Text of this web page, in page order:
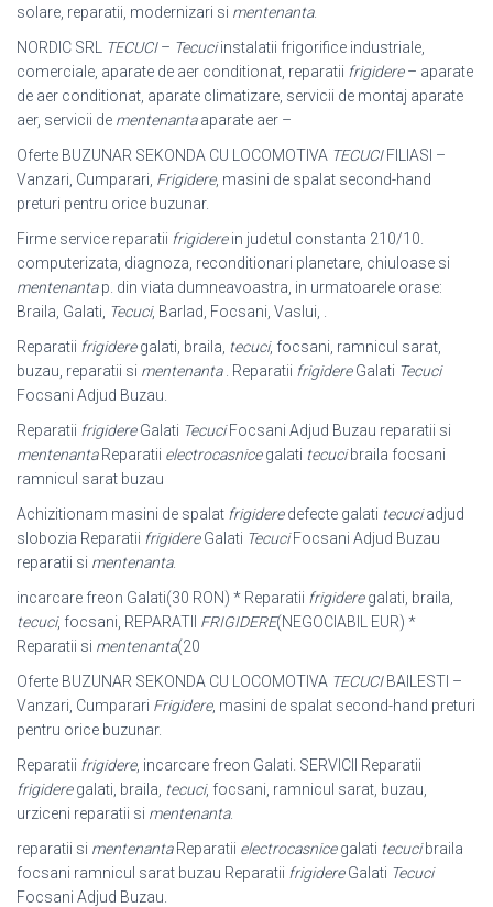
solare, reparatii, modernizari si mentenanta.
NORDIC SRL
TECUCI– Tecuciinstalatii frigorifice industriale,
comerciale, aparate de aer conditionat, reparatii frigidere– aparate
de aer conditionat, aparate climatizare, servicii de montaj aparate
aer, servicii de mentenantaaparate aer –
Oferte BUZUNAR SEKONDA CU LOCOMOTIVA TECUCIFILIASI –
Vanzari, Cumparari, Frigidere, masini de spalat second-hand
preturi pentru orice buzunar.
Firme service reparatii frigiderein judetul constanta 210/10.
computerizata, diagnoza, reconditionari planetare, chiuloase si
mentenantap. din viata dumneavoastra, in urmatoarele orase:
Braila, Galati, Tecuci, Barlad, Focsani, Vaslui, .
Reparatii frigideregalati, braila, tecuci, focsani, ramnicul sarat,
buzau, reparatii si mentenanta. Reparatii frigidereGalati Tecuci
Focsani Adjud Buzau.
Reparatii frigidereGalati TecuciFocsani Adjud Buzau reparatii si
mentenantaReparatii electrocasnicegalati tecucibraila focsani
ramnicul sarat buzau
Achizitionam masini de spalat frigideredefecte galati tecuciadjud
slobozia Reparatii frigidereGalati TecuciFocsani Adjud Buzau
reparatii si mentenanta.
incarcare freon Galati(30 RON) * Reparatii frigideregalati, braila,
tecuci, focsani, REPARATII FRIGIDERE(NEGOCIABIL EUR) *
Reparatii si mentenanta(20
Oferte BUZUNAR SEKONDA CU LOCOMOTIVA TECUCIBAILESTI –
Vanzari, Cumparari Frigidere, masini de spalat second-hand preturi
pentru orice buzunar.
Reparatii frigidere, incarcare freon Galati. SERVICII Reparatii
frigideregalati, braila, tecuci, focsani, ramnicul sarat, buzau,
urziceni reparatii si mentenanta.
reparatii si mentenantaReparatii electrocasnicegalati tecucibraila
focsani ramnicul sarat buzau Reparatii frigidereGalati Tecuci
Focsani Adjud Buzau.